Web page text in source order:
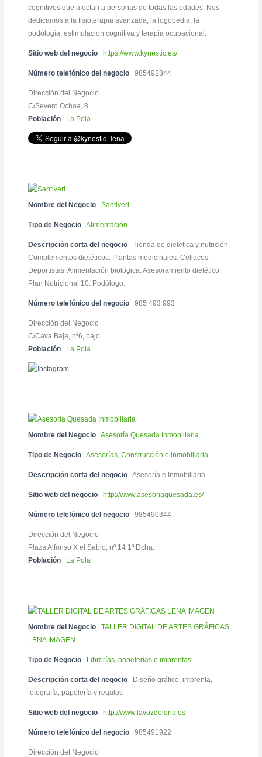
cognitivos que afectan a personas de todas las edades. Nos
dedicamos a la fisioterapia avanzada, la logopedia, la
podología, estimulación cognitiva y terapia ocupacional.
Sitio web del negocio https://www.kynestic.es/
Número telefónico del negocio 985492344
Dirección del Negocio
C/Severo Ochoa, 8
Población
La Pola
Nombre del Negocio Santiveri
Tipo de Negocio Alimentación
Descripción corta del negocio
Tienda de dietetica y nutrición.
Complementos dietéticos. Plantas medicinales. Celiacos.
Deportistas. Alimentación biológica. Asesoramiento dietético.
Plan Nutricional 10. Podólogo.
Número telefónico del negocio 985 493 993
Dirección del Negocio
C/Cava Baja, nº6, bajo
Población
La Pola
Nombre del Negocio Asesoría Quesada Inmobiliaria
Tipo de Negocio Asesorías ,Construcción e inmobiliaria
Descripción corta del negocio Asesoría e Inmobiliaria
Sitio web del negocio http://www.asesoriaquesada.es/
Número telefónico del negocio 985490344
Dirección del Negocio
Plaza Alfonso X el Sabio, nº 14 1º Dcha.
Población
La Pola
Nombre del Negocio
TALLER DIGITAL DE ARTES GRÁFICAS
LENA IMAGEN
Tipo de Negocio Librerías, papelerías e imprentas
Descripción corta del negocio
Diseño gráfico, imprenta,
fotografía, papelería y regalos
Sitio web del negocio http://www.lavozdelena.es
Número telefónico del negocio 985491922
Dirección del Negocio